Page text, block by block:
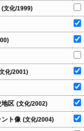
(文化/1999)
化/2001)
地区 (文化/2002)
ント像 (文化/2004)